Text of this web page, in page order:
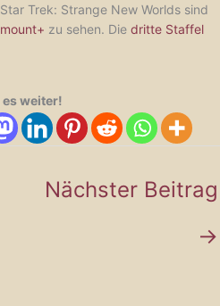
Trek: Strange New Worlds sind
zu sehen. Die dritte Staffel
es weiter!
Nächster Beitrag
→